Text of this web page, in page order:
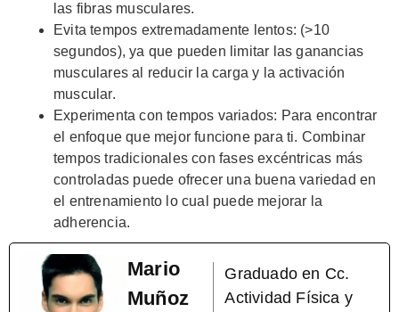
las fibras musculares.
Evita tempos extremadamente lentos: (>10
segundos), ya que pueden limitar las ganancias
musculares al reducir la carga y la activación
muscular.
Experimenta con tempos variados: Para encontrar
el enfoque que mejor funcione para ti. Combinar
tempos tradicionales con fases excéntricas más
controladas puede ofrecer una buena variedad en
el entrenamiento lo cual puede mejorar la
adherencia.
Mario
Muñoz
Graduado en Cc.
Actividad Física y